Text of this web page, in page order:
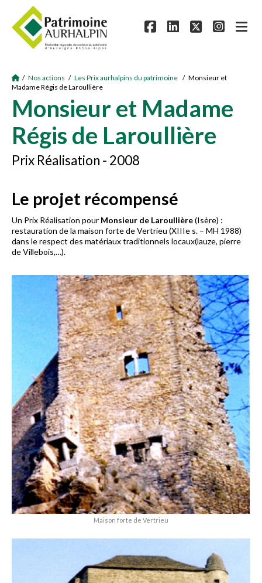
/ Nos actions / Les Prix aurhalpins du patrimoine / Monsieur et
Madame Régis de Laroullière
Monsieur et Madame
Régis de Laroullière
Prix Réalisation - 2008
Le projet récompensé
Un Prix Réalisation pour Monsieur de Laroullière(Isère) :
restauration de la maison forte de Vertrieu (XIIIe s. – MH 1988)
dans le respect des matériaux traditionnels locaux(lauze, pierre
de Villebois,…).
Maison forte de Vertrieu